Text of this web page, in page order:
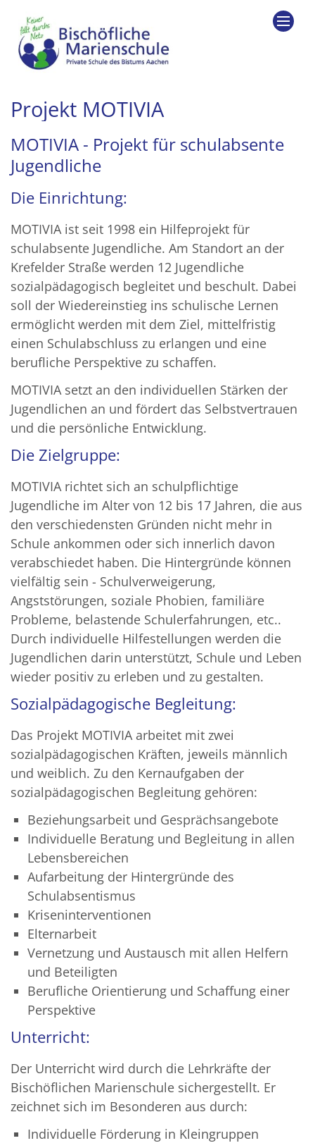
Projekt MOTIVIA
MOTIVIA - Projekt für schulabsente
Jugendliche
Die Einrichtung:
MOTIVIA ist seit 1998 ein Hilfeprojekt für
schulabsente Jugendliche. Am Standort an der
Krefelder Straße werden 12 Jugendliche
sozialpädagogisch begleitet und beschult. Dabei
soll der Wiedereinstieg ins schulische Lernen
ermöglicht werden mit dem Ziel, mittelfristig
einen Schulabschluss zu erlangen und eine
berufliche Perspektive zu schaffen.
MOTIVIA setzt an den individuellen Stärken der
Jugendlichen an und fördert das Selbstvertrauen
und die persönliche Entwicklung.
Die Zielgruppe:
MOTIVIA richtet sich an schulpflichtige
Jugendliche im Alter von 12 bis 17 Jahren, die aus
den verschiedensten Gründen nicht mehr in
Schule ankommen oder sich innerlich davon
verabschiedet haben. Die Hintergründe können
vielfältig sein - Schulverweigerung,
Angststörungen, soziale Phobien, familiäre
Probleme, belastende Schulerfahrungen, etc..
Durch individuelle Hilfestellungen werden die
Jugendlichen darin unterstützt, Schule und Leben
wieder positiv zu erleben und zu gestalten.
Sozialpädagogische Begleitung:
Das Projekt MOTIVIA arbeitet mit zwei
sozialpädagogischen Kräften, jeweils männlich
und weiblich. Zu den Kernaufgaben der
sozialpädagogischen Begleitung gehören:
Beziehungsarbeit und Gesprächsangebote
Individuelle Beratung und Begleitung in allen
Lebensbereichen
Aufarbeitung der Hintergründe des
Schulabsentismus
Kriseninterventionen
Elternarbeit
Vernetzung und Austausch mit allen Helfern
und Beteiligten
Berufliche Orientierung und Schaffung einer
Perspektive
Unterricht:
Der Unterricht wird durch die Lehrkräfte der
Bischöflichen Marienschule sichergestellt. Er
zeichnet sich im Besonderen aus durch:
Individuelle Förderung in Kleingruppen